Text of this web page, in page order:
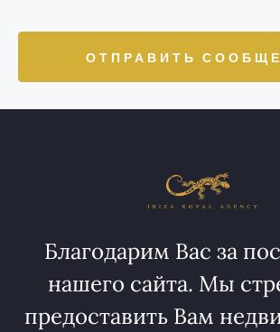
ОТПРАВИТЬ
Благодарим Вас за
нашего сайта. Мы
предоставить Вам